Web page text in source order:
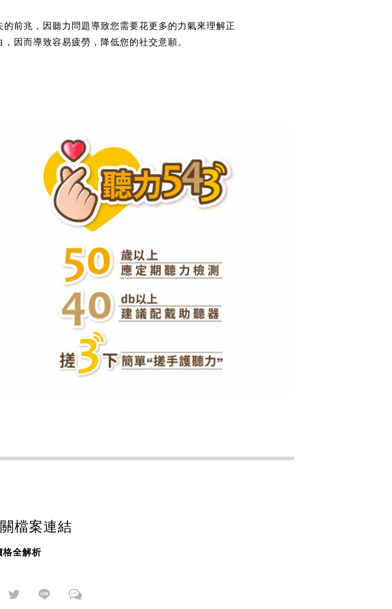
前兆，因聽力問題導致您需要花更多的力氣來理解正
因而導致容易疲勞，降低您的社交意願。
檔案連結
格全解析